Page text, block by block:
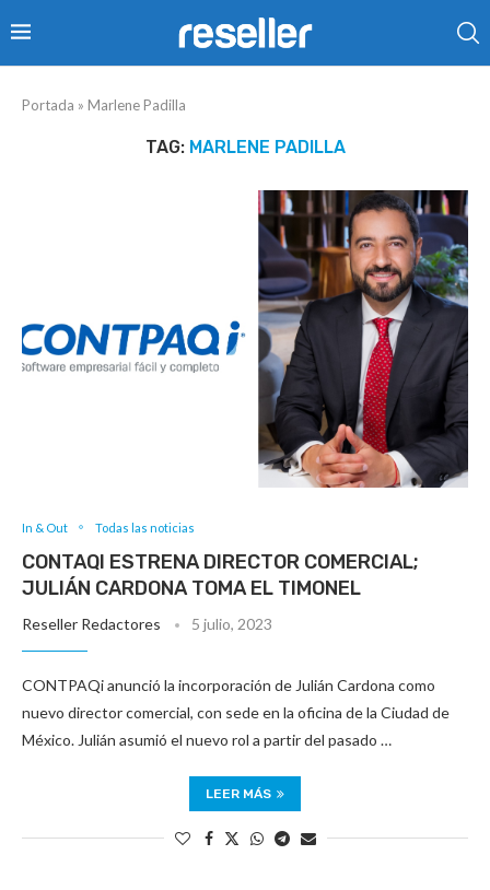
Portada » Marlene Padilla
TAG: MARLENE PADILLA
In & Out Todas las noticias
CONTAQI ESTRENA DIRECTOR COMERCIAL;
JULIÁN CARDONA TOMA EL TIMONEL
Reseller Redactores 5 julio, 2023
CONTPAQi anunció la incorporación de Julián Cardona como
nuevo director comercial, con sede en la oficina de la Ciudad de
México. Julián asumió el nuevo rol a partir del pasado …
LEER MÁS